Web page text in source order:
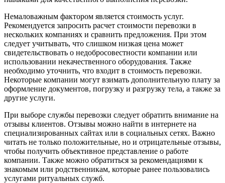
Немаловажным фактором является стоимость услуг.
Рекомендуется запросить расчет стоимости перевозки в
нескольких компаниях и сравнить предложения. При этом
следует учитывать, что слишком низкая цена может
свидетельствовать о недобросовестности компании или
использовании некачественного оборудования. Также
необходимо уточнить, что входит в стоимость перевозки.
Некоторые компании могут взимать дополнительную плату за
оформление документов, погрузку и разгрузку тела, а также за
другие услуги.
При выборе службы перевозки следует обратить внимание на
отзывы клиентов. Отзывы можно найти в интернете на
специализированных сайтах или в социальных сетях. Важно
читать не только положительные, но и отрицательные отзывы,
чтобы получить объективное представление о работе
компании. Также можно обратиться за рекомендациями к
знакомым или родственникам, которые ранее пользовались
услугами ритуальных служб.